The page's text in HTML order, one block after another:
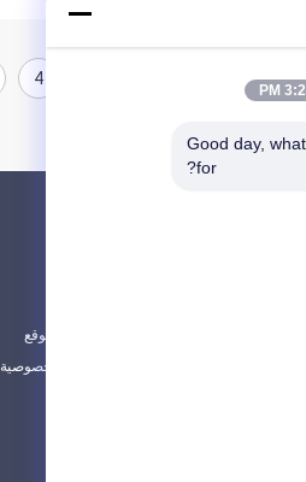
4
خريطة الموقع
سياسة الخصوصية
3:24
Good day,
for?